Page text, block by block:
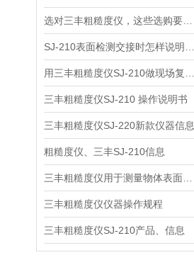
三丰粗糙度仪SJ-210 操作说明书
三丰粗糙度仪SJ-220新款仪器信息
粗糙度仪、三丰SJ-210信息
三丰粗糙度仪仪器操作规程
三丰粗糙度仪SJ-210产品、信息